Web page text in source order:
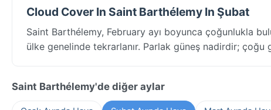
Cloud Cover In Saint Barthélemy In Şubat
Saint Barthélemy, February ayı boyunca çoğunlukla
ülke genelinde tekrarlanır. Parlak güneş nadirdir; çoğu
Saint Barthélemy'de diğer aylar